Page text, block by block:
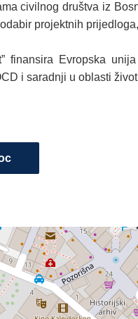
civilnog društva iz
projektnih
finansira Evropska
i saradnji u oblasti